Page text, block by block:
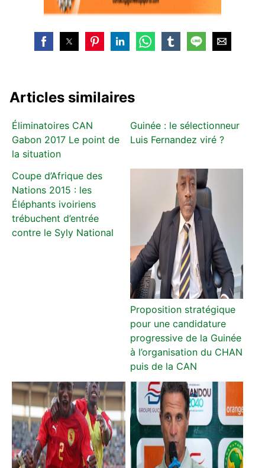
Articles similaires
Éliminatoires CAN
Gabon 2017 Le point de
la situation
Guinée : le sélectionneur
Luis Fernandez viré ?
Coupe d’Afrique des
Nations 2015 : les
Éléphants ivoiriens
trébuchent d’entrée
contre le Syly National
Proposition stratégique
pour une candidature
progressive de la Guinée
à l’organisation du CHAN
puis de la CAN